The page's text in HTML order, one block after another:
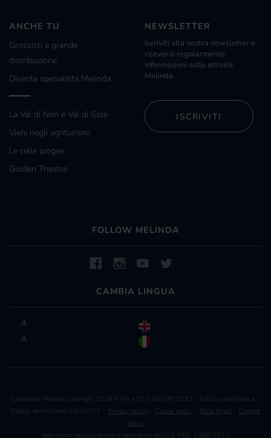
ANCHE TU
Grossisti e grande
distribuzione
Diventa specialista Melinda
La Val di Non e Val di Sole
Vieni negli agriturismi
Le celle ipogee
Golden Theatre
NEWSLETTER
Iscriviti alla nostra newsletter e
riceverai regolarmente
informazioni sulle attività
Melinda.
ISCRIVITI
FOLLOW MELINDA
CAMBIA LINGUA
Consorzio Melinda copyright 2026 P.IVA e CF 01567870223 - Fattura elettronica -
Codice destinatario: M5UXCR1 - Privacy policy Cookie policy Note legali
Gadget
policy
Intervento realizzato con il contributo dell’U.E. REG. 1308/2013